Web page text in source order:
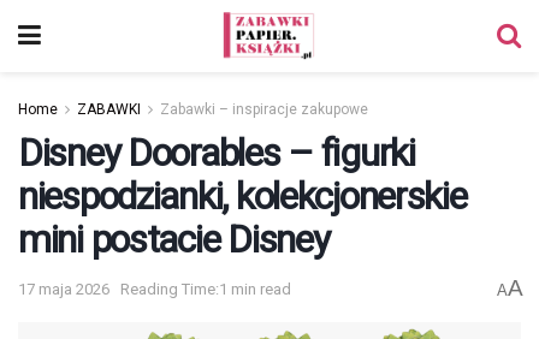
Home ZABAWKI Zabawki – inspiracje zakupowe
Disney Doorables – figurki
niespodzianki, kolekcjonerskie
mini postacie Disney
17 maja 2026 Reading Time:1 min read AA